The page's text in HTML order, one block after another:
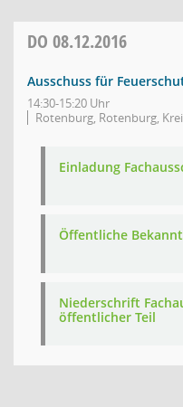
DO 08.12.2016
Ausschuss für
14:30-15:20 Uhr
Rotenburg, Rotenburg,
Einladung
Öffentliche
Niederschrift
öffentlicher Teil